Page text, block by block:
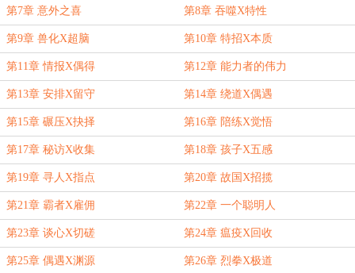
第7章 意外之喜 第8章 吞噬X特性
第9章 兽化X超脑 第10章 特招X本质
第11章 情报X偶得 第12章 能力者的伟力
第13章 安排X留守 第14章 绕道X偶遇
第15章 碾压X抉择 第16章 陪练X觉悟
第17章 秘访X收集 第18章 孩子X五感
第19章 寻人X指点 第20章 故国X招揽
第21章 霸者X雇佣 第22章 一个聪明人
第23章 谈心X切磋 第24章 瘟疫X回收
第25章 偶遇X渊源 第26章 烈拳X极道